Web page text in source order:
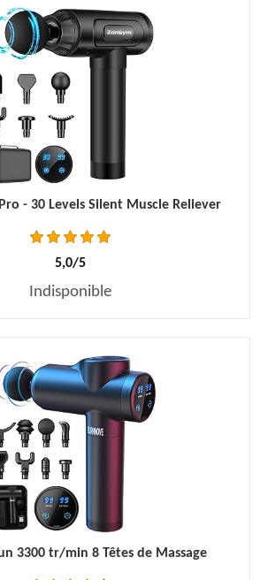
- 30 Levels Silent Muscle Reliever
5,0/5
Indisponible
3300 tr/min 8 Têtes de Massage